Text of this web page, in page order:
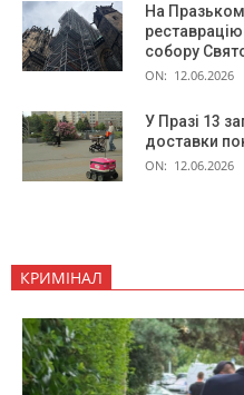
На
собору
ON: 12.06.2026
У Празі 13
доставки
ON: 12.06.2026
КРИМІНАЛ